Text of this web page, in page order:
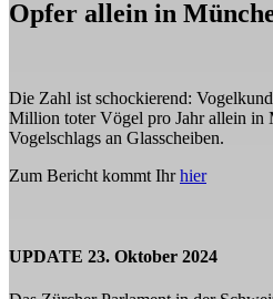
Opfer allein in
Die Zahl ist schockierend:
Million toter Vögel pro Jahr allein in
Vogelschlags an Glasscheiben.
Zum Bericht kommt Ihrhier
UPDATE 23. Oktober 2024